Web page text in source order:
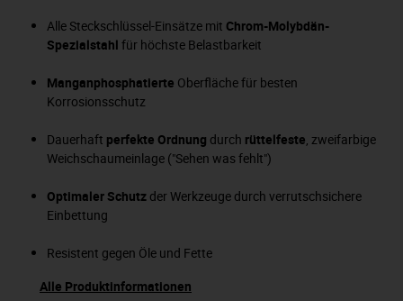
Alle Steckschlüssel-Einsätze mit Chrom-Molybdän-
Spezialstahl für höchste Belastbarkeit
Manganphosphatierte Oberfläche für besten
Korrosionsschutz
Dauerhaft perfekte Ordnung durch rüttelfeste, zweifarbige
Weichschaumeinlage ("Sehen was fehlt")
Optimaler Schutz der Werkzeuge durch verrutschsichere
Einbettung
Resistent gegen Öle und Fette
Alle Produktinformationen